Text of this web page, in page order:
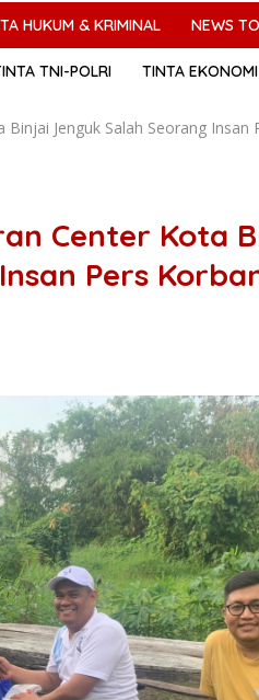
HUKUM & KRIMINAL NEWS
TNI-POLRI TINTA EKONOMI
Jenguk Salah Seorang Insan
Center Kota
Pers